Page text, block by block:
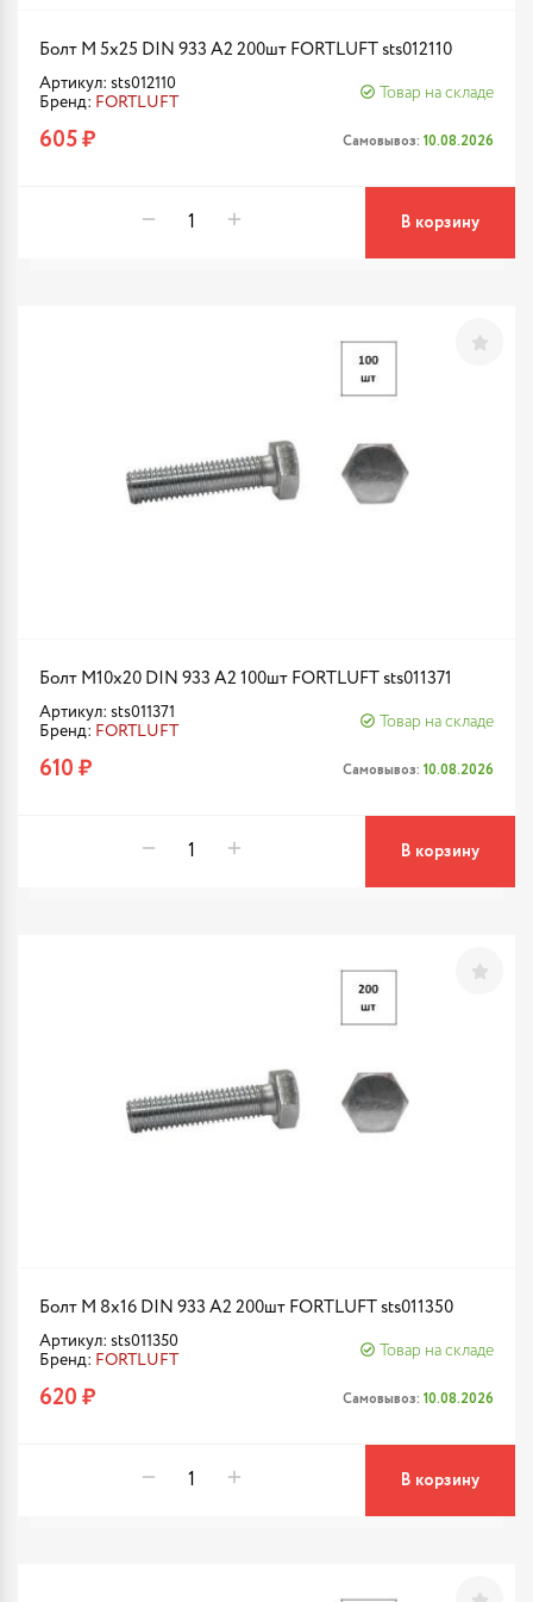
Болт М 5х25 DIN 933 A2 200шт FORTLUFT sts012110
Артикул: sts012110
Бренд: FORTLUFT
Товар на складе
605 ₽ Самовывоз: 10.08.2026
В корзину
Болт М10х20 DIN 933 A2 100шт FORTLUFT sts011371
Артикул: sts011371
Бренд: FORTLUFT
Товар на складе
610 ₽ Самовывоз: 10.08.2026
В корзину
Болт М 8х16 DIN 933 A2 200шт FORTLUFT sts011350
Артикул: sts011350
Бренд: FORTLUFT
Товар на складе
620 ₽ Самовывоз: 10.08.2026
В корзину